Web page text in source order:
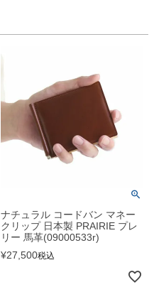
ナチュラル コードバン マネー
クリップ 日本製 PRAIRIE プレ
リー 馬革(09000533r)
¥27,500税込